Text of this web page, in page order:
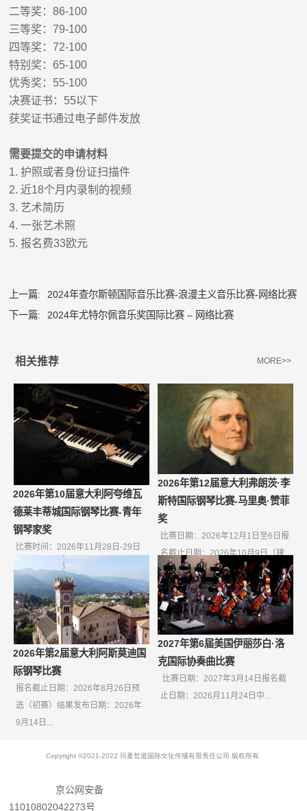
二等奖：86-100
三等奖：79-100
四等奖：72-100
特别奖：65-100
优秀奖： 55-100
决赛证书： 55以下
获奖证书通过电子邮件发放
需要提交的申请材料
1.护照或者身份证扫描件
2.近18个月内录制的视频
3. 艺术简历
4.一张艺术照
5.报名费33欧元
上一篇:
2024年查尔斯顿国际音乐比赛-浪漫主义音乐比赛-网络比赛
下一篇:
2024年尤特尔佩音乐奖国际比赛 – 网络比赛
相关推荐 MORE>>
2026年第10届意大利阿夸维瓦
德莱丰蒂城国际钢琴比赛-青年
钢琴家奖
比赛时间：2026年11月28日-29日
报名截止日期：2026年10月9日如
果无...
2026年第12届意大利弗朗茨·李
斯特国际钢琴比赛-马里奥·赞菲
奖
比赛日期：2026年12月1日至6日报
名截止日期：2026年10月9日（建
议在十...
2026年第2届意大利阿斯莫迪国
际钢琴比赛
报名截止日期：2026年8月26日预
选（初赛）结果发布日期：2026年
9月14日...
2027年第6届美国伊丽莎白·洛
克国际协奏曲比赛
比赛日期：2027年3月14日报名截
止日期：2026月11月24日中...
Copyright ©2021-2022 玛麦哲道国际文化传播有限责任公司 版权所有
京公网安备
11010802042273号